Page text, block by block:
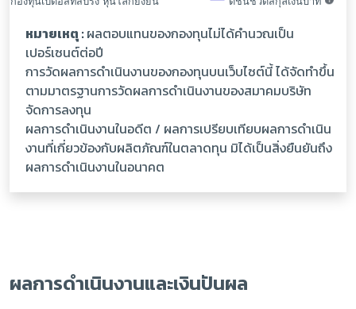
หมายเหตุ :ผลตอบแทนของกองทุนไม่ได้คำนวณเป็น
เปอร์เซนต์ต่อปี
การวัดผลการดำเนินงานของกองทุนบนเว็บไซต์นี้ ได้จัดทำขึ้น
ตามมาตรฐานการวัดผลการดำเนินงานของสมาคมบริษัท
จัดการลงทุน
ผลการดำเนินงานในอดีต / ผลการเปรียบเทียบผลการดำเนิน
งานที่เกี่ยวข้องกับผลิตภัณฑ์ในตลาดทุน มิได้เป็นสิ่งยืนยันถึง
ผลการดำเนินงานในอนาคต
ผลการดำเนินงานและเงินปันผล